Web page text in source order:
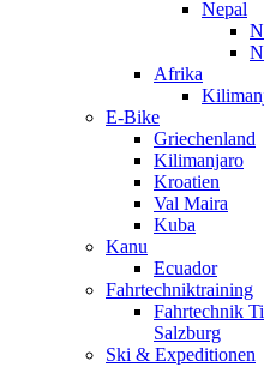
Nepal
Afrika
E-Bike
Griechenland
Kilimanjaro
Kroatien
Val Maira
Kuba
Kanu
Ecuador
Fahrtechniktraining
Fahrtechnik
Salzburg
Ski & Expeditionen